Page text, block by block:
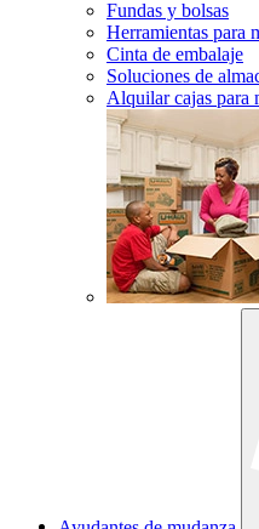
Fundas y bolsas
Herramientas para
Cinta de embalaje
Soluciones de
Alquilar cajas para